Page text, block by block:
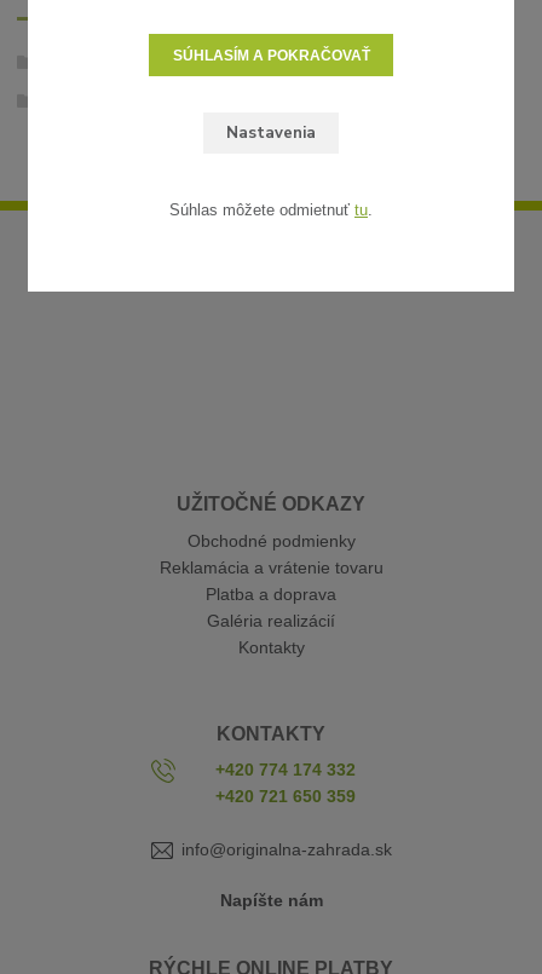
Stabilizované rastliny
UŽITOČNÉ ODKAZY
Obchodné podmienky
Reklamácia a vrátenie tovaru
Platba a doprava
Galéria realizácií
Kontakty
KONTAKTY
+420 774 174 332
+420 721 650 359
info@originalna-zahrada.sk
Napíšte nám
RÝCHLE ONLINE PLATBY
Nastavenia
SÚHLASÍM A POKRAČOVAŤ
Súhlas môžete odmietnuť tu